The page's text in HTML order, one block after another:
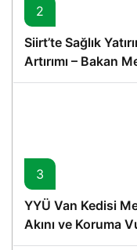
2
Siirt’te Sağlık
Artırımı – Bakan
3
YYÜ Van Kedisi
Akını ve Koruma